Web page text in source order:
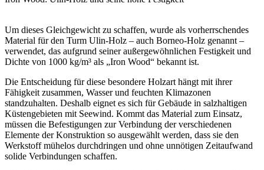
Um dieses Gleichgewicht zu schaffen, wurde als vorherrschendes
Material für den Turm Ulin-Holz – auch Borneo-Holz genannt –
verwendet, das aufgrund seiner außergewöhnlichen Festigkeit und
Dichte von 1000 kg/m³ als „Iron Wood“ bekannt ist.
Die Entscheidung für diese besondere Holzart hängt mit ihrer
Fähigkeit zusammen, Wasser und feuchten Klimazonen
standzuhalten. Deshalb eignet es sich für Gebäude in salzhaltigen
Küstengebieten mit Seewind. Kommt das Material zum Einsatz,
müssen die Befestigungen zur Verbindung der verschiedenen
Elemente der Konstruktion so ausgewählt werden, dass sie den
Werkstoff mühelos durchdringen und ohne unnötigen Zeitaufwand
solide Verbindungen schaffen.